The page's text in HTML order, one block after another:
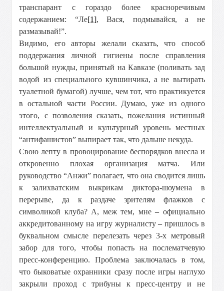
транспарант с гораздо более красноречивым
содержанием: “Ле[1], Вася, подмывайся, а не
размазывай!”.
Видимо, его авторы желали сказать, что способ
поддержания личной гигиены после справления
большой нужды, принятый на Кавказе (поливать зад
водой из специального кувшинчика, а не вытирать
туалетной бумагой) лучше, чем тот, что практикуется
в остальной части России. Думаю, уже из одного
этого, с позволения сказать, пожелания истинный
интеллектуальный и культурный уровень местных
“антифашистов” выпирает так, что дальше некуда.
Свою лепту в провоцирование беспорядков внесла и
откровенно плохая организация матча. Или
руководство “Анжи” полагает, что она сводится лишь
к залихватским выкрикам диктора-шоумена в
перерыве, да к раздаче зрителям флажков с
символикой клуба? А, меж тем, мне – официально
аккредитованному на игру журналисту – пришлось в
буквальном смысле перелезать через 3-х метровый
забор для того, чтобы попасть на послематчевую
пресс-конференцию. Проблема заключалась в том,
что быковатые охранники сразу после игры наглухо
закрыли проход с трибуны к пресс-центру и не